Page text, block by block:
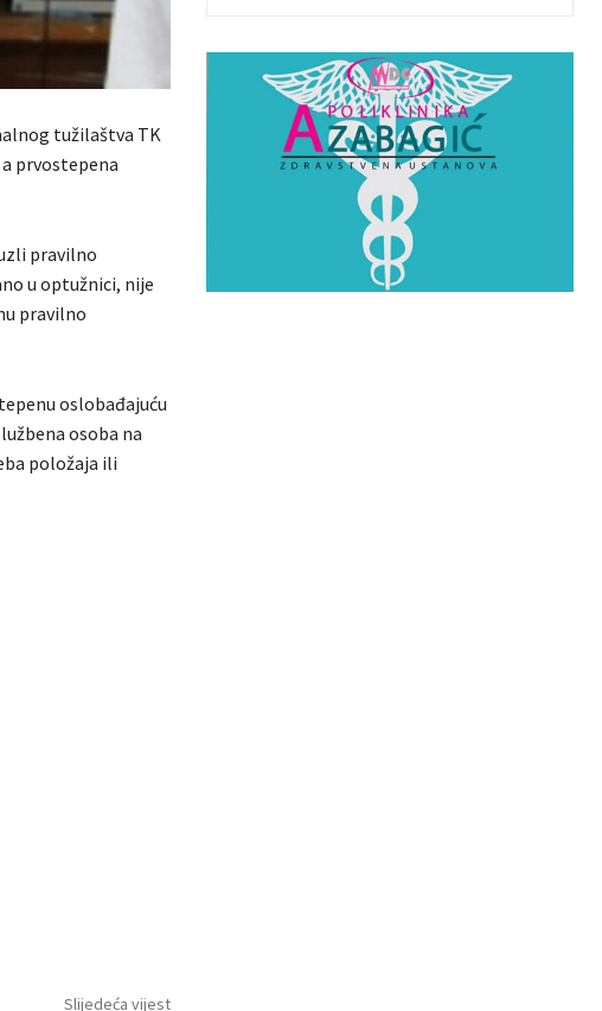
tužilaštva TK
prvostepena
pravilno
u optužnici, nije
pravilno
oslobađajuću
osoba na
položaja ili
Slijedeća vijest